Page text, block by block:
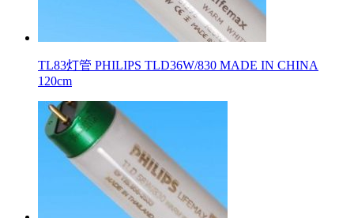
TL83灯管 PHILIPS TLD36W/830 MADE IN CHINA
120cm